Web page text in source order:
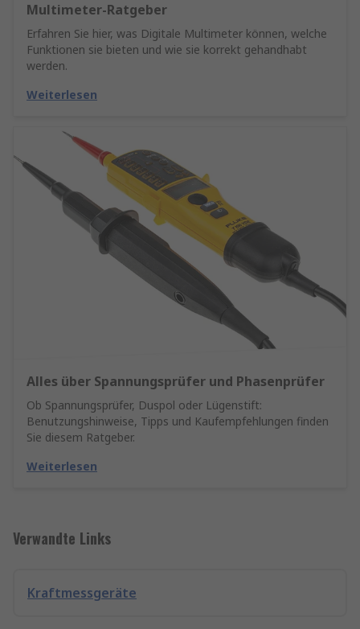
Multimeter-Ratgeber
Erfahren Sie hier, was Digitale Multimeter können, welche
Funktionen sie bieten und wie sie korrekt gehandhabt
werden.
Weiterlesen
Alles über Spannungsprüfer und Phasenprüfer
Ob Spannungsprüfer, Duspol oder Lügenstift:
Benutzungshinweise, Tipps und Kaufempfehlungen finden
Sie diesem Ratgeber.
Weiterlesen
Verwandte Links
Kraftmessgeräte